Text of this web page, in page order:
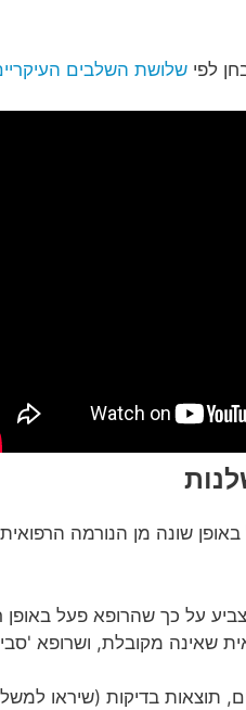
לפי שלושת השלבים
שונה מן הנורמה
על כך שהרופא פעל באופן
שאינה מקובלת, ושרופא
תוצאות בדיקות (שיראו